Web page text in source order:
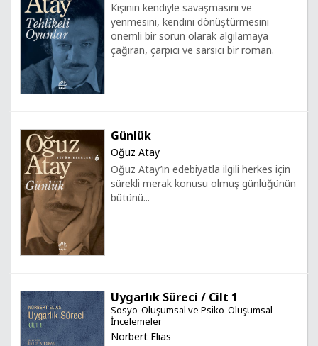
Kişinin kendiyle savaşmasını ve
yenmesini, kendini dönüştürmesini
önemli bir sorun olarak algılamaya
çağıran, çarpıcı ve sarsıcı bir roman.
Günlük
Oğuz Atay
Oğuz Atay’ın edebiyatla ilgili herkes için
sürekli merak konusu olmuş günlüğünün
bütünü...
Uygarlık Süreci / Cilt 1
Sosyo-Oluşumsal ve Psiko-Oluşumsal
İncelemeler
Norbert Elias